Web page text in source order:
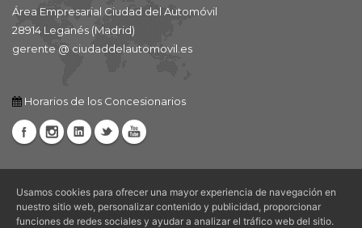
Área Empresarial Ciudad del Automóvil
28914 Leganés (Madrid)
gerente @ ciudaddelautomovil.es
Horarios de los Concesionarios
Usamos cookies para ofrecer una mayor experiencia de navegación en
nuestro sitio web, personalizar contenido y publicidad, proporcionar
funciones de redes sociales y ayudar a analizar el tráfico web del sitio.